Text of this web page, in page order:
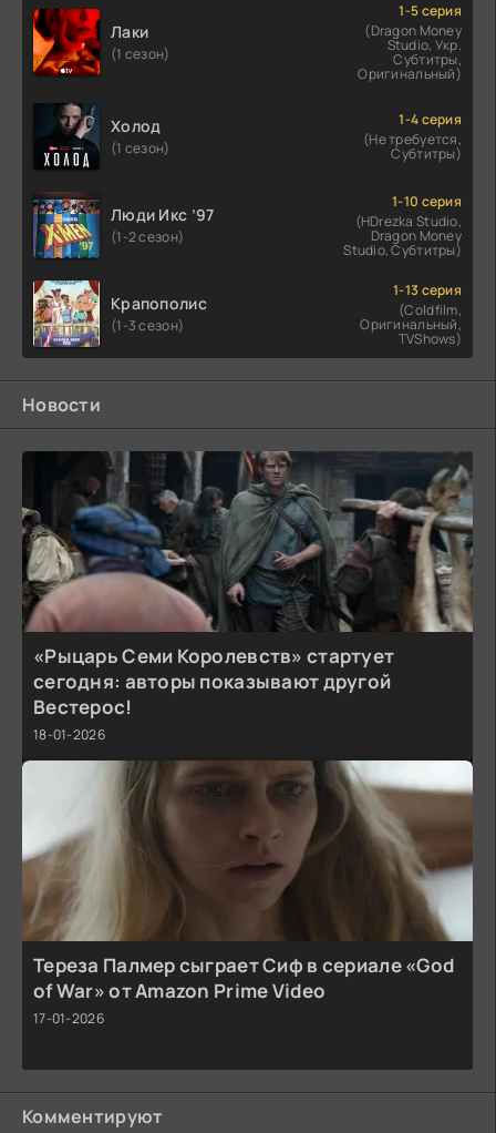
Лаки
(1 сезон)
1-5 серия
(Dragon Money
Studio, Укр.
Субтитры,
Оригинальный)
Холод
(1 сезон)
1-4 серия
(Не требуется,
Субтитры)
Люди Икс ’97
(1-2 сезон)
1-10 серия
(HDrezka Studio,
Dragon Money
Studio, Субтитры)
Крапополис
(1-3 сезон)
1-13 серия
(Coldfilm,
Оригинальный,
TVShows)
Новости
«Рыцарь Семи Королевств» стартует
сегодня: авторы показывают другой
Вестерос!
18-01-2026
Тереза Палмер сыграет Сиф в сериале «God
of War» от Amazon Prime Video
17-01-2026
Комментируют